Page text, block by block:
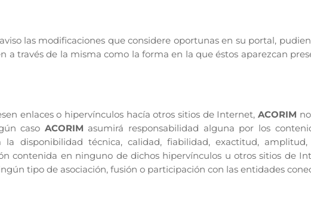
las modificaciones que considere oportunas en su portal,
a través de la misma como la forma en la que éstos aparezcan
enlaces o hipervínculos hacía otros sitios de Internet, ACORIM
caso ACORIM asumirá responsabilidad alguna por los
disponibilidad técnica, calidad, fiabilidad, exactitud, amplitud,
contenida en ninguno de dichos hipervínculos u otros sitios de
tipo de asociación, fusión o participación con las entidades